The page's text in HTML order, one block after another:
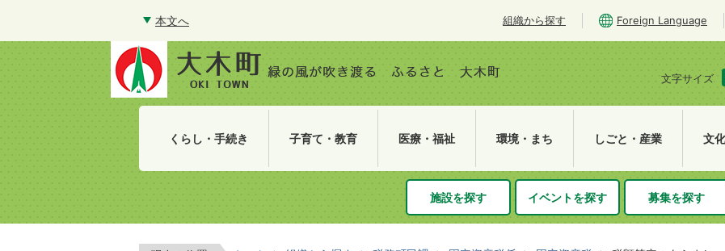
本文へ 組織から探す Foreign Language
文字サイズ
くらし・手続き 子育て・教育 医療・福祉 環境・まち しごと・産業 文
施設を探す イベントを探す 募集を探す